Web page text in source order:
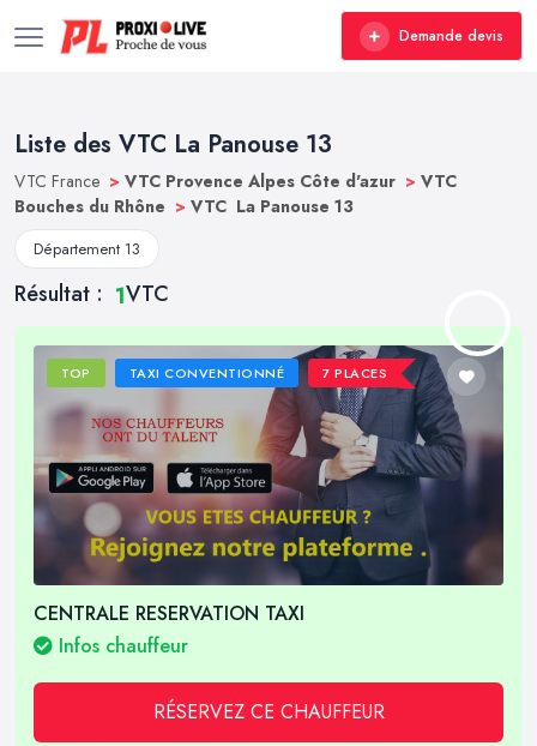
Demande devis
Liste des VTC La Panouse 13
VTC France > VTC Provence Alpes Côte d'azur > VTC
Bouches du Rhône > VTC La Panouse 13
Département 13
Résultat : 1VTC
TOP TAXI CONVENTIONNÉ 7 PLACES
CENTRALE RESERVATION TAXI
Infos chauffeur
RÉSERVEZ CE CHAUFFEUR